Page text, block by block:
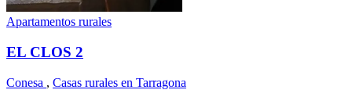
Apartamentos rurales
EL CLOS 2
Conesa , Casas rurales en Tarragona